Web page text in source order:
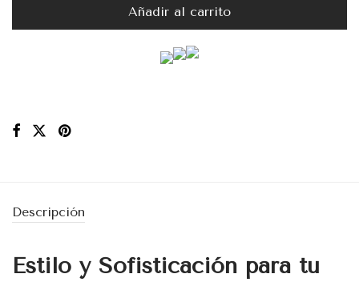
Añadir al carrito
Descripción
Estilo y Sofisticación para tu